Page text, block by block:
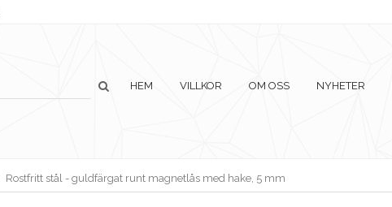
HEM VILLKOR OM OSS NYHETER
Rostfritt stål - guldfärgat runt magnetlås med hake, 5 mm